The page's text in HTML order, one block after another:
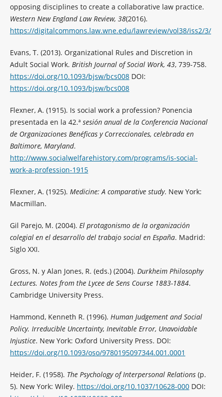
opposing disciplines to create a collaborative law practice.
Western New England Law Review, 38(2016).
https://digitalcommons.law.wne.edu/lawreview/vol38/iss2/3/
Evans, T. (2013). Organizational Rules and Discretion in
Adult Social Work. British Journal of Social Work, 43, 739-758.
https://doi.org/10.1093/bjsw/bcs008DOI:
https://doi.org/10.1093/bjsw/bcs008
Flexner, A. (1915). Is social work a profession? Ponencia
presentada en la 42.ª sesión anual de la Conferencia Nacional
de Organizaciones Benéficas y Correccionales, celebrada en
Baltimore, Maryland.
http://www.socialwelfarehistory.com/programs/is-social-
work-a-profession-1915
Flexner, A. (1925). Medicine: A comparative study. New York:
Macmillan.
Gil Parejo, M. (2004). El protagonismo de la organización
colegial en el desarrollo del trabajo social en España. Madrid:
Siglo XXI.
Gross, N. y Alan Jones, R. (eds.) (2004). Durkheim Philosophy
Lectures. Notes from the Lycee de Sens Course 1883-1884.
Cambridge University Press.
Hammond, Kenneth R. (1996). Human Judgement and Social
Policy. Irreducible Uncertainty, Inevitable Error, Unavoidable
Injustice. New York: Oxford University Press. DOI:
https://doi.org/10.1093/oso/9780195097344.001.0001
Heider, F. (1958). The Psychology of Interpersonal Relations(p.
5). New York: Wiley. https://doi.org/10.1037/10628-000DOI: